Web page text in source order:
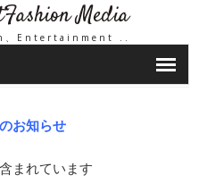
Media
、Entertainment ..
お知らせ
まれています